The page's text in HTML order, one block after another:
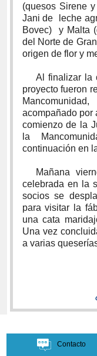
(quesos Sirene
Jani de leche
Bovec) y Malta
del Norte de
origen de flor y
Al finalizar la
proyecto fueron
acompañado por
comienzo de la
la
continuación en
Mañana
celebrada en la
socios se
para visitar la
una cata
Una vez
a varias
Contacto